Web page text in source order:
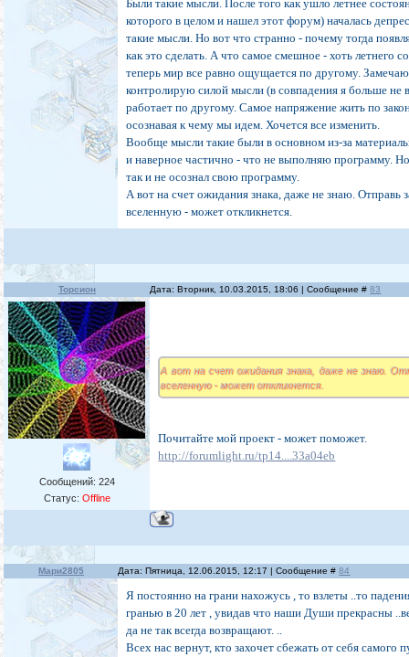
Были такие мысли. После того как ушло летнее
которого в целом и нашел этот форум) началась
такие мысли. Но вот что странно - почему тогда
как это сделать. А что самое смешное - хоть летнего
теперь мир все равно ощущается по другому.
контролирую силой мысли (в совпадения я больше не
работает по другому. Самое напряжение жить по
осознавая к чему мы идем. Хочется все изменить.
Вообще мысли такие были в основном из-за
и наверное частично - что не выполняю программу.
так и не осознал свою программу.
А вот на счет ожидания знака, даже не знаю. Отправь
вселенную - может откликнется.
Торсион Дата: Вторник, 10.03.2015, 18:06 | Сообщение #83
Сообщений: 224
Статус: Offline
А вот на счет ожидания знака, даже не знаю.
вселенную - может откликнется.
Почитайте мой проект - может поможет.
http://forumlight.ru/tp14....33a04eb
Мари2805 Дата: Пятница, 12.06.2015, 12:17 | Сообщение #84
Я постоянно на грани нахожусь , то взлеты ..то
гранью в 20 лет , увидав что наши Души прекрасны
да не так всегда возвращают. ..
Всех нас вернут, кто захочет сбежать от себя самого